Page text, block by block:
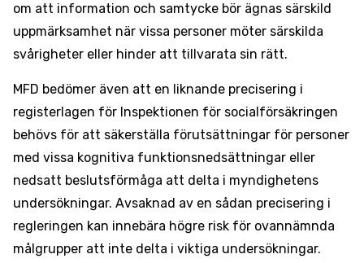
om att information och samtycke bör ägnas särskild
uppmärksamhet när vissa personer möter särskilda
svårigheter eller hinder att tillvarata sin rätt.
MFD bedömer även att en liknande precisering i
registerlagen för Inspektionen för socialförsäkringen
behövs för att säkerställa förutsättningar för personer
med vissa kognitiva funktionsnedsättningar eller
nedsatt beslutsförmåga att delta i myndighetens
undersökningar. Avsaknad av en sådan precisering i
regleringen kan innebära högre risk för ovannämnda
målgrupper att inte delta i viktiga undersökningar.